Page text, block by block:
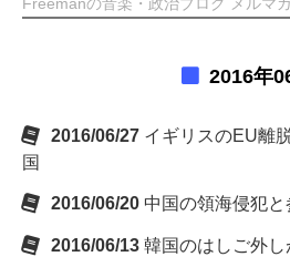
2016年
2016/06/27 イギリスのEU離
国
2016/06/20 中国の領海侵犯と
2016/06/13 韓国のはしご外